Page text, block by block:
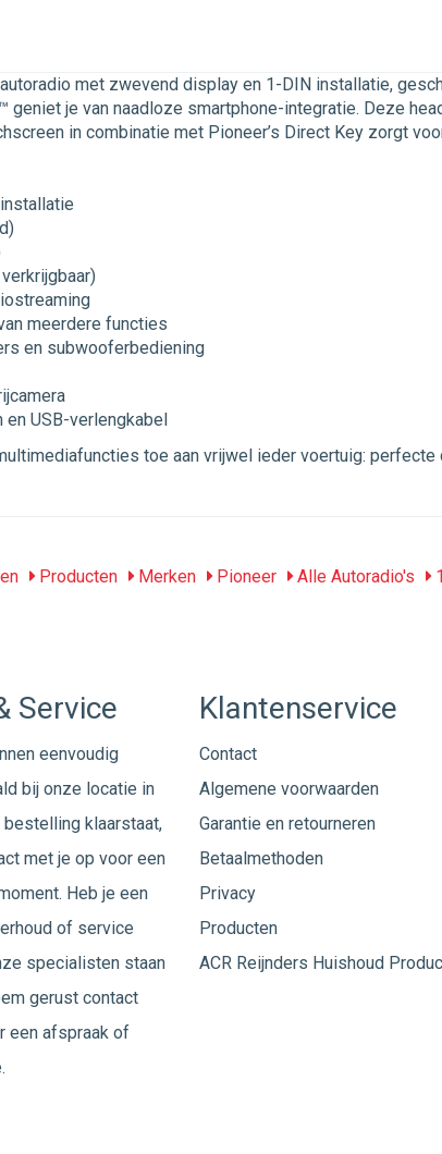
met zwevend display en 1-DIN installatie,
je van naadloze smartphone-integratie. Deze
in combinatie met Pioneer’s Direct Key zorgt
meerdere functies
en subwooferbediening
USB-verlengkabel
toe aan vrijwel ieder voertuig:
Producten Merken Pioneer Alle Autoradio's
Service
eenvoudig
bij onze locatie in
klaarstaat,
met je op voor een
Heb je een
of service
specialisten staan
gerust contact
een afspraak of
Klantenservice
Contact
Algemene voorwaarden
Garantie en retourneren
Betaalmethoden
Privacy
Producten
ACR Reijnders Huishoud